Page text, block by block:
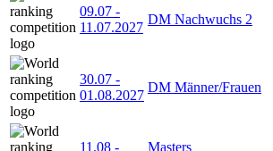
09.07 -
11.07.2027
DM Nachwuchs 2
30.07 -
01.08.2027
DM Männer/Frauen
11.08 -
Masters